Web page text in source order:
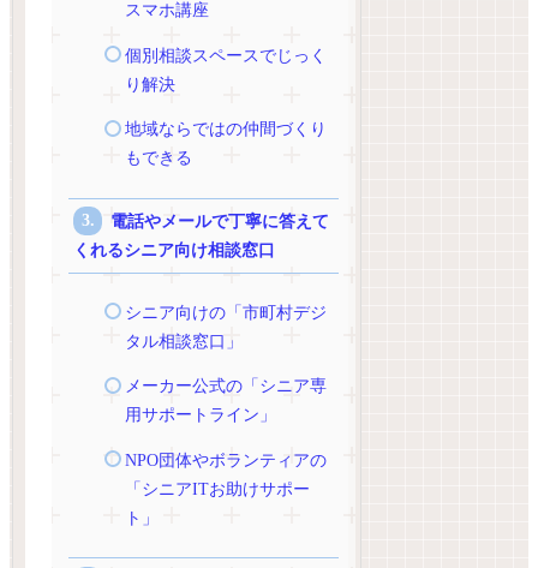
スマホ講座
個別相談スペースでじっく
り解決
地域ならではの仲間づくり
もできる
電話やメールで丁寧に答えて
くれるシニア向け相談窓口
シニア向けの「市町村デジ
タル相談窓口」
メーカー公式の「シニア専
用サポートライン」
NPO団体やボランティアの
「シニアITお助けサポー
ト」